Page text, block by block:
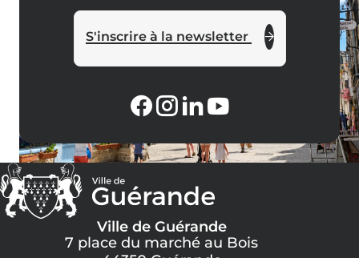
S'inscrire à la newsletter
Ville de Guérande
7 place du marché au Bois